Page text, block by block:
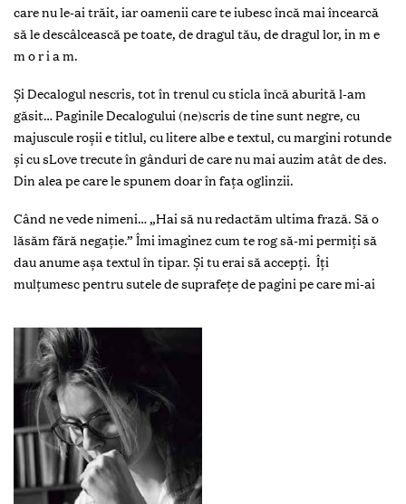
care nu le-ai trăit, iar oamenii care te iubesc încă mai încearcă
să le descâlcească pe toate, de dragul tău, de dragul lor, in m e
m o r i a m.
Și Decalogul nescris, tot în trenul cu sticla încă aburită l-am
găsit…Paginile Decalogului (ne)scris de tine sunt negre, cu
majuscule roșii e titlul, cu litere albe e textul, cu margini rotunde
și cu sLovetrecute în gânduri de care nu mai auzim atât de des.
Din alea pe care le spunem doar în faţa oglinzii.
Când ne vede nimeni… „Hai să nu redactăm ultima frază. Să o
lăsăm fără negaţie.” Îmi imaginez cum te rog să-mi permiţi să
dau anume așa textul în tipar. Și tu erai să accepţi. Îţi
mulţumesc pentru sutele de suprafeţe de pagini pe care mi-ai